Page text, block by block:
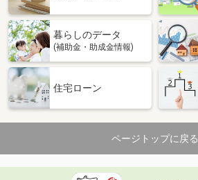
暮らしのデータ
(補助金・助成金情報)
住宅ローン
ページトップに戻る